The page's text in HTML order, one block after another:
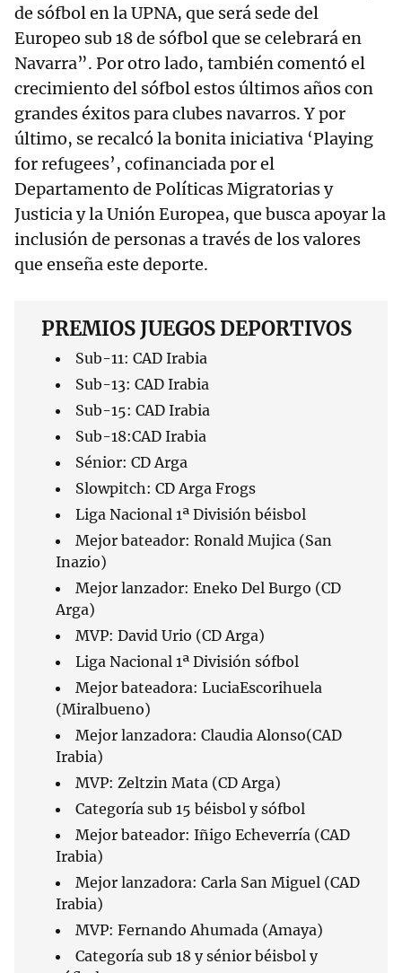
de sófbol en la UPNA, que será sede del
Europeo sub 18 de sófbol que se celebrará en
Navarra”. Por otro lado, también comentó el
crecimiento del sófbol estos últimos años con
grandes éxitos para clubes navarros. Y por
último, se recalcó la bonita iniciativa ‘Playing
for refugees’, cofinanciada por el
Departamento de Políticas Migratorias y
Justicia y la Unión Europea, que busca apoyar la
inclusión de personas a través de los valores
que enseña este deporte.
PREMIOS JUEGOS DEPORTIVOS
Sub-11: CAD Irabia
Sub-13: CAD Irabia
Sub-15: CAD Irabia
Sub-18:CAD Irabia
Sénior: CD Arga
Slowpitch: CD Arga Frogs
Liga Nacional 1ª División béisbol
Mejor bateador: Ronald Mujica (San
Inazio)
Mejor lanzador: Eneko Del Burgo (CD
Arga)
MVP: David Urio (CD Arga)
Liga Nacional 1ª División sófbol
Mejor bateadora: LuciaEscorihuela
(Miralbueno)
Mejor lanzadora: Claudia Alonso(CAD
Irabia)
MVP: Zeltzin Mata (CD Arga)
Categoría sub 15 béisbol y sófbol
Mejor bateador: Iñigo Echeverría (CAD
Irabia)
Mejor lanzadora: Carla San Miguel (CAD
Irabia)
MVP: Fernando Ahumada (Amaya)
Categoría sub 18 y sénior béisbol y